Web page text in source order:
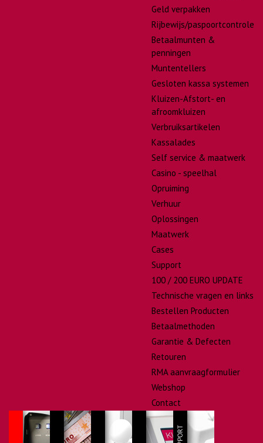
Geld verpakken
Rijbewijs/paspoortcontrole
Betaalmunten &
penningen
Muntentellers
Gesloten kassa systemen
Kluizen-Afstort- en
afroomkluizen
Verbruiksartikelen
Kassalades
Self service & maatwerk
Casino - speelhal
Opruiming
Verhuur
Oplossingen
Maatwerk
Cases
Support
100 / 200 EURO UPDATE
Technische vragen en links
Bestellen Producten
Betaalmethoden
Garantie & Defecten
Retouren
RMA aanvraagformulier
Webshop
Contact